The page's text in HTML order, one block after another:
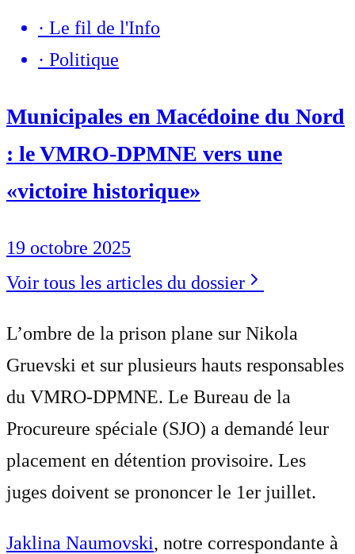
· Le fil de l'Info
· Politique
Municipales en Macédoine du Nord
: le VMRO-DPMNE vers une
«victoire historique»
19 octobre 2025
Voir tous les articles du dossier
L’ombre de la prison plane sur Nikola
Gruevski et sur plusieurs hauts responsables
du VMRO-DPMNE. Le Bureau de la
Procureure spéciale (SJO) a demandé leur
placement en détention provisoire. Les
juges doivent se prononcer le 1er juillet.
Jaklina Naumovski, notre correspondante à